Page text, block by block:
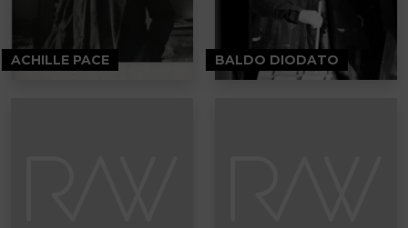
ACHILLE PACE BALDO DIODATO